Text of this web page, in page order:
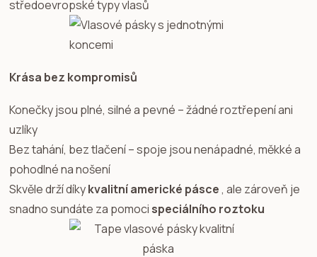
středoevropské typy vlasů
Krása bez kompromisů
Konečky jsou plné, silné a pevné – žádné roztřepení ani
uzlíky
Bez tahání, bez tlačení – spoje jsou nenápadné, měkké a
pohodlné na nošení
Skvěle drží díkykvalitní americké pásce, ale zároveň je
snadno sundáte za pomoci speciálního roztoku